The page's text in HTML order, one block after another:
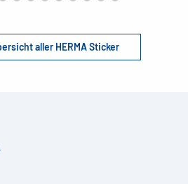
aller HERMA Sticker